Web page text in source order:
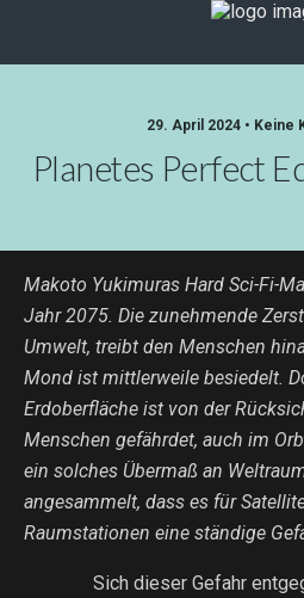
29. April 2024 • Keine
Planetes Perfect
Makoto Yukimuras Hard Sci-Fi-
Jahr 2075. Die zunehmende
Umwelt, treibt den Menschen
Mond ist mittlerweile besiedelt.
Erdoberfläche ist von der
Menschen gefährdet, auch im
ein solches Übermaß an
angesammelt, dass es für
Raumstationen eine ständige
Sich dieser Gefahr